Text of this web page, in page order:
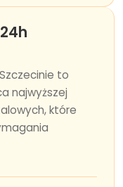
to
najwyższej
które